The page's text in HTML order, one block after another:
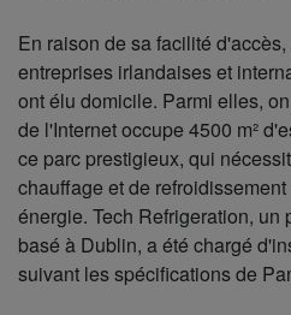
En raison de sa facilité
entreprises irlandaises et
ont élu domicile. Parmi elles,
de l'Internet occupe 4500 m²
ce parc prestigieux, qui
chauffage et de
énergie. Tech Refrigeration,
basé à Dublin, a été chargé
suivant les spécifications de